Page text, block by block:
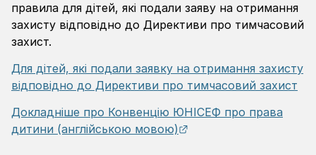
правила для дітей, які подали заяву на отримання
захисту відповідно до Директиви про тимчасовий
захист.
Для дітей, які подали заявку на отримання захисту
відповідно до Директиви про тимчасовий захист
Докладніше про Конвенцію ЮНІСЕФ про права
дитини (англійською мовою)